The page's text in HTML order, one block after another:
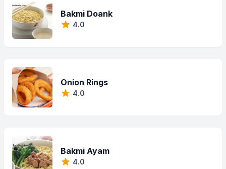
Bakmi Doank
4.0
Onion Rings
4.0
Bakmi Ayam
4.0